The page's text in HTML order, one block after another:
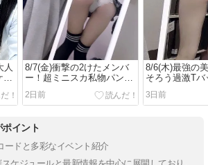
人
ス
8/7(金)衝撃の2けたメンバ
ー！超ミニスカ私物パンツ
デー！
2日前
8/6(木)最強の
そろう過激Tバ
3日前
イント
ードと多彩なイベント紹介